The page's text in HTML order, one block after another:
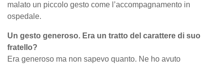
malato un piccolo gesto come l’accompagnamento in
ospedale.
Un gesto generoso. Era un tratto del carattere di suo
fratello?
Era generoso ma non sapevo quanto. Ne ho avuto